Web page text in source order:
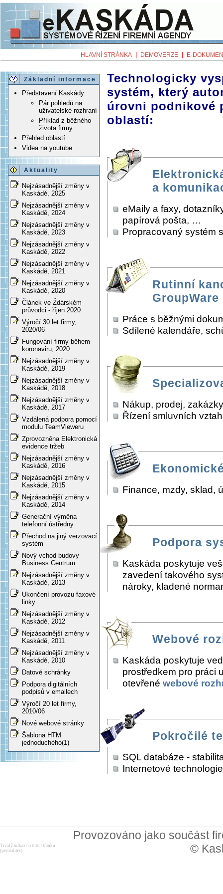
HLAVNÍ STRÁNKA DEMOVERZE E-
Základní informace
Představení Kaskády
Pár pohledů na
uživatelské rozhraní
Příklad z běžného
života firmy
Přehled oblastí
Videa na youtube
Aktuality
Nejzásadnější změny v
Kaskádě, 2025
Nejzásadnější změny v
Kaskádě, 2024
Nejzásadnější změny v
Kaskádě, 2023
Nejzásadnější změny v
Kaskádě, 2022
Nejzásadnější změny v
Kaskádě, 2021
Nejzásadnější změny v
Kaskádě, 2020
Článek ve Ždárském
průvodci - říjen 2020
Výročí 30 let firmy,
2020/06
Fungování firmy během
koronaviru, 2020
Nejzásadnější změny v
Kaskádě, 2019
Nejzásadnější změny v
Kaskádě, 2018
Nejzásadnější změny v
Kaskádě, 2017
Vzdálená podpora pomocí
modulu TeamVieweru
Zprovozněna Elektronická
evidence tržeb
Nejzásadnější změny v
Kaskádě, 2016
Nejzásadnější změny v
Kaskádě, 2015
Nejzásadnější změny v
Kaskádě, 2014
Generační výměna
telefonní ústředny
Přechod na jiný verzovací
systém
Nový vchod budovy
Business Centrum
Nejzásadnější změny v
Kaskádě, 2013
Ukončení provozu faxové
linky
Nejzásadnější změny v
Kaskádě, 2012
Nejzásadnější změny v
Kaskádě, 2011
Nejzásadnější změny v
Kaskádě, 2010
Datové schránky
Podpora digitálních
podpisů v emailech
Výročí 20 let firmy,
2010/06
Nové webové stránky
Šablona HTM
jednoduchého(1)
Technologicky
systém, který
úrovni podnikové
oblastí:
a
eMaily a faxy,
papírová pošta, …
Propracovaný systém
Rutinní
Práce s běžnými
Sdílené kalendáře,
Nákup, prodej,
Řízení smluvních
Finance, mzdy, sklad,
Podpora
Kaskáda poskytuje
zavedení takového
nároky, kladené
Webové
Kaskáda poskytuje
prostředkem pro práci
otevřené webové
Pokročilé
SQL databáze -
Internetové
Provozováno jako součást
©
Trvalý odkaz na tuto stránku
(permalink)